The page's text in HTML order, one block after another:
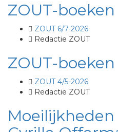
ZOUT-
ZOUT 6/7-2026
Redactie ZOUT
ZOUT-
ZOUT 4/5-2026
Redactie ZOUT
Moeilijkheden